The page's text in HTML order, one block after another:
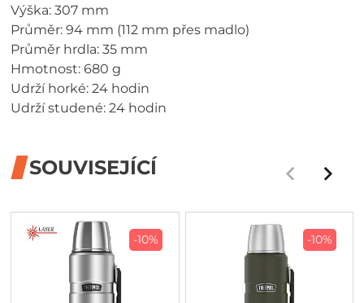
Výška: 307 mm
Průměr: 94 mm (112 mm přes madlo)
Průměr hrdla: 35 mm
Hmotnost: 680 g
Udrží horké: 24 hodin
Udrží studené: 24 hodin
SOUVISEJÍCÍ
-10% -10%